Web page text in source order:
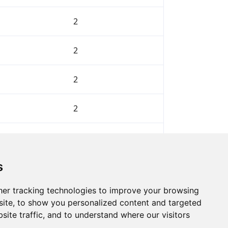
tracking technologies to improve your browsing
to show you personalized content and targeted
traffic, and to understand where our visitors
2
2
2
2